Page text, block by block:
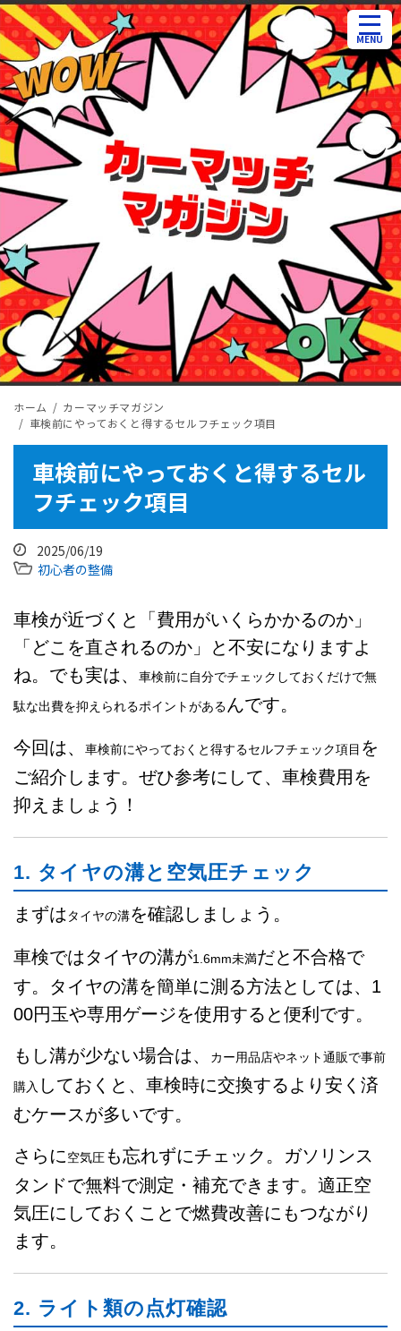
ホーム
カーマッチマガジン
車検前にやっておくと得するセルフチェック項目
車検前にやっておくと得するセル
フチェック項目
2025/06/19
初心者の整備
車検が近づくと「費用がいくらかかるのか」
「どこを直されるのか」と不安になりますよ
ね。でも実は、
車検前に自分でチェックしておくだけで無
駄な出費を抑えられるポイントがあるんです。
今回は、 車検前にやっておくと得するセルフチェック項目 を
ご紹介します。ぜひ参考にして、車検費用を
抑えましょう！
1. タイヤの溝と空気圧チェック
まずは タイヤの溝を確認しましょう。
車検ではタイヤの溝が1.6mm未満だと不合格で
す。タイヤの溝を簡単に測る方法としては、1
00円玉や専用ゲージを使用すると便利です。
もし溝が少ない場合は、 カー用品店やネット通販で事前
購入 しておくと、車検時に交換するより安く済
むケースが多いです。
さらに空気圧も忘れずにチェック。ガソリンス
タンドで無料で測定・補充できます。適正空
気圧にしておくことで燃費改善にもつながり
ます。
2. ライト類の点灯確認